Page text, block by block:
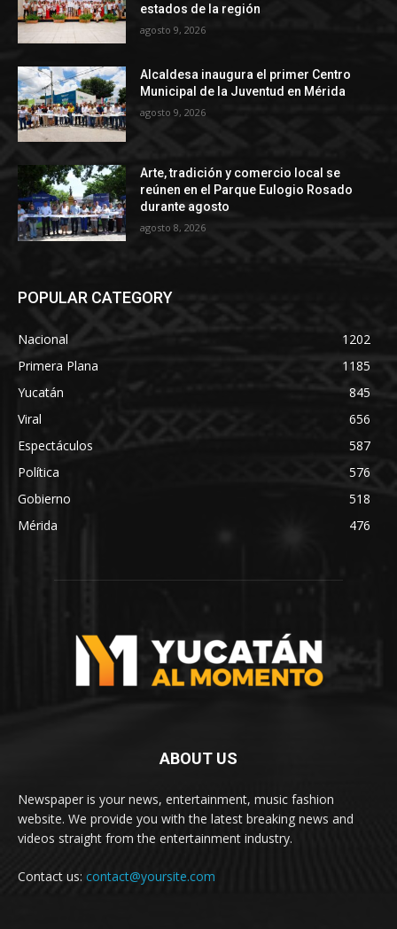
estados de la región
agosto 9, 2026
Alcaldesa inaugura el primer Centro
Municipal de la Juventud en Mérida
agosto 9, 2026
Arte, tradición y comercio local se
reúnen en el Parque Eulogio Rosado
durante agosto
agosto 8, 2026
POPULAR CATEGORY
Nacional
1202
Primera Plana
1185
Yucatán
845
Viral
656
Espectáculos
587
Política
576
Gobierno
518
Mérida
476
ABOUT US
Newspaper is your news, entertainment, music fashion
website. We provide you with the latest breaking news and
videos straight from the entertainment industry.
Contact us: contact@yoursite.com